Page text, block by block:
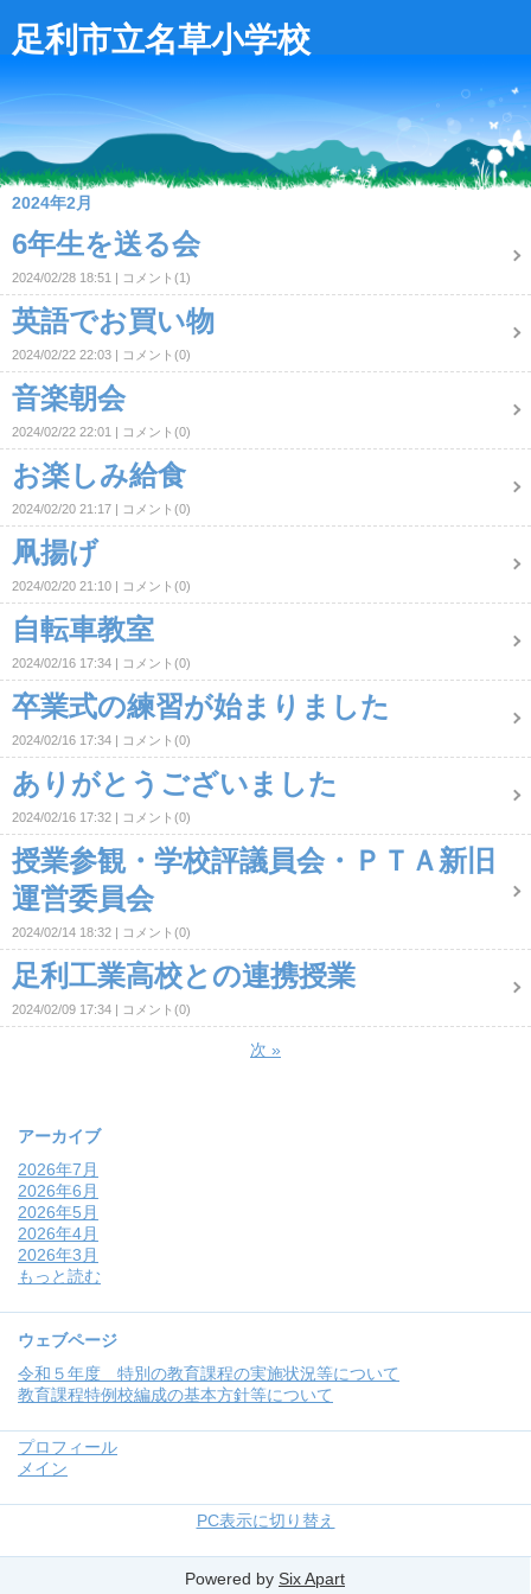
足利市立名草小学校
2024年2月
6年生を送る会
2024/02/28 18:51 コメント(1)
英語でお買い物
2024/02/22 22:03 コメント(0)
音楽朝会
2024/02/22 22:01 コメント(0)
お楽しみ給食
2024/02/20 21:17 コメント(0)
凧揚げ
2024/02/20 21:10 コメント(0)
自転車教室
2024/02/16 17:34 コメント(0)
卒業式の練習が始まりました
2024/02/16 17:34 コメント(0)
ありがとうございました
2024/02/16 17:32 コメント(0)
授業参観・学校評議員会・ＰＴＡ新旧
運営委員会
2024/02/14 18:32 コメント(0)
足利工業高校との連携授業
2024/02/09 17:34 コメント(0)
次 »
アーカイブ
2026年7月
2026年6月
2026年5月
2026年4月
2026年3月
もっと読む
ウェブページ
令和５年度 特別の教育課程の実施状況等について
教育課程特例校編成の基本方針等について
プロフィール
メイン
PC表示に切り替え
Powered by Six Apart